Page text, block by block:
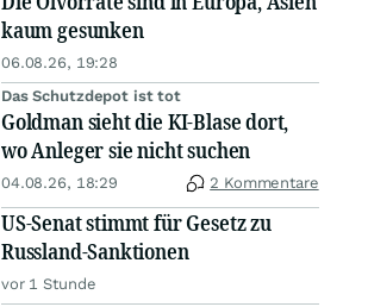
kaum gesunken
06.08.26, 19:28
Das Schutzdepot ist tot
Goldman sieht die KI-Blase dort,
wo Anleger sie nicht suchen
04.08.26, 18:29 2 Kommentare
US-Senat stimmt für Gesetz zu
Russland-Sanktionen
vor 1 Stunde